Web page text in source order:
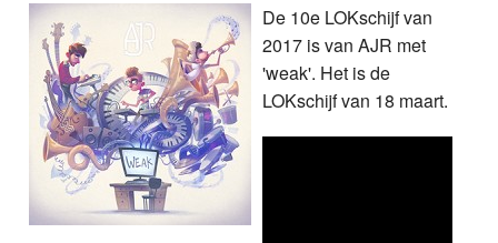
Vacatures
Info
De 10e LOKschijf van
2017 is van AJR met
'weak'. Het is de
LOKschijf van 18 maart.